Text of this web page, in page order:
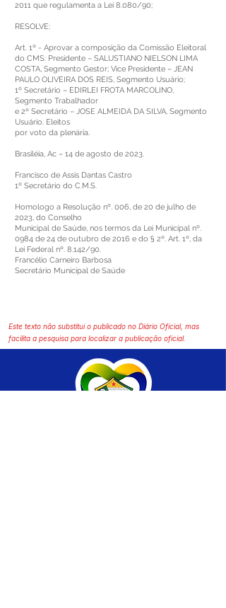
2011 que regulamenta a Lei 8.080/90;
RESOLVE:
Art. 1º - Aprovar a composição da Comissão Eleitoral
do CMS: Presidente – SALUSTIANO NIELSON LIMA
COSTA, Segmento Gestor; Vice Presidente – JEAN
PAULO OLIVEIRA DOS REIS, Segmento Usuário;
1º Secretário – EDIRLEI FROTA MARCOLINO,
Segmento Trabalhador
e 2º Secretário – JOSE ALMEIDA DA SILVA, Segmento
Usuário. Eleitos
por voto da plenária.
Brasiléia, Ac – 14 de agosto de 2023.
Francisco de Assis Dantas Castro
1º Secretário do C.M.S.
Homologo a Resolução nº. 006, de 20 de julho de
2023, do Conselho
Municipal de Saúde, nos termos da Lei Municipal nº.
0984 de 24 de outubro de 2016 e do § 2º. Art. 1º, da
Lei Federal nº. 8.142/90.
Francélio Carneiro Barbosa
Secretário Municipal de Saúde
Este texto não substitui o publicado no Diário Oficial, mas
facilita a pesquisa para localizar a publicação oficial.